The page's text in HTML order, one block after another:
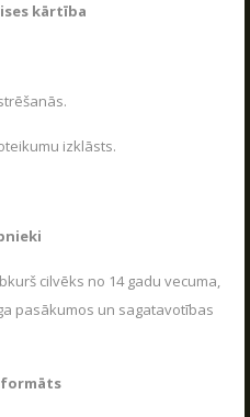
kārtība
izklāsts.
cilvēks no 14 gadu vecuma,
pasākumos un sagatavotības
formāts